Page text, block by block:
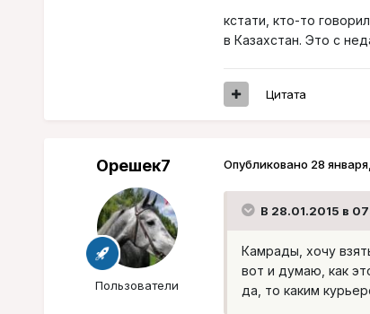
кстати, кто-то
в Казахстан. Это с
Цитата
Орешек7
Пользователи
Опубликовано 28
В 28.01.2015 в
Камрады, хочу
вот и думаю, как
да, то каким